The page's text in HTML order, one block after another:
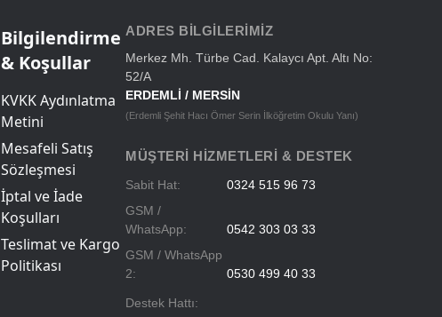
Bilgilendirme
& Koşullar
KVKK Aydınlatma
Metini
Mesafeli Satış
Sözleşmesi
İptal ve İade
Koşulları
Teslimat ve Kargo
Politikası
ADRES BILGILERIMIZ
Merkez Mh. Türbe Cad. Kalaycı Apt. Altı No:
52/A
ERDEMLİ / MERSİN
(Erdemli Şehit Hacı Ömer Serin İlköğretim Okulu Yanı)
MÜŞTERI HIZMETLERI & DESTEK
Sabit Hat:
0324 515 96 73
GSM /
WhatsApp:
0542 303 03 33
GSM / WhatsApp
2:
0530 499 40 33
Destek Hattı: